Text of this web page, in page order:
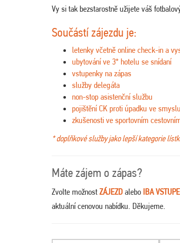
Vy si tak bezstarostně užijete váš
Součástí zájezdu je:
letenky včetně online check-in a
ubytování ve 3* hotelu se snídaní
vstupenky na zápas
služby delegáta
non-stop asistenční službu
pojištění CK proti úpadku ve
zkušenosti ve sportovním
* doplňkové služby jako lepší kategorie
Máte zájem o zápas?
Zvolte možnost ZÁJEZD alebo IBA
aktuální cenovou nabídku. Děkujeme.